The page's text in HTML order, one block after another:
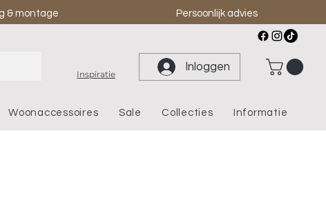
& montage Persoonlijk advies
Inspiratie
Inloggen
Woonaccessoires Sale Collecties Informatie